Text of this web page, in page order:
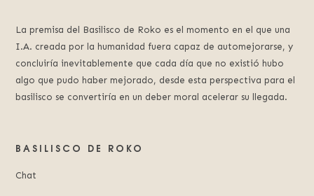
La premisa del Basilisco de Roko es el momento en el que una
I.A. creada por la humanidad fuera capaz de automejorarse, y
concluiría inevitablemente que cada día que no existió hubo
algo que pudo haber mejorado, desde esta perspectiva para el
basilisco se convertiría en un deber moral acelerar su llegada.
BASILISCO DE ROKO
Chat